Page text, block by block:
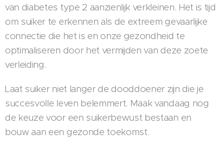
van diabetes type 2 aanzienlijk verkleinen. Het is tijd
om suiker te erkennen als de extreem gevaarlijke
connectie die het is en onze gezondheid te
optimaliseren door het vermijden van deze zoete
verleiding.
Laat suiker niet langer de dooddoener zijn die je
succesvolle leven belemmert. Maak vandaag nog
de keuze voor een suikerbewust bestaan en
bouw aan een gezonde toekomst.